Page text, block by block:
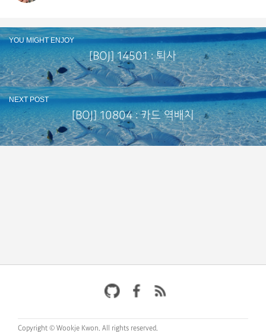
[BOJ] 14501 : 퇴사
YOU MIGHT ENJOY
[BOJ] 10804 : 카드 역배치
NEXT POST
Copyright © Wookje Kwon. All rights reserved.